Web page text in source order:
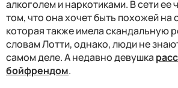
алкоголем и наркотиками. В сети ее
том, что она хочет быть похожей на
которая также имела скандальную
словам Лотти, однако, люди не
самом деле. А недавно девушка
бойфрендом.